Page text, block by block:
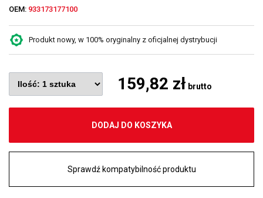
OEM: 933173177100
Produkt nowy, w 100% oryginalny z oficjalnej dystrybucji
159,82 zł brutto
DODAJ DO KOSZYKA
Sprawdź kompatybilność produktu